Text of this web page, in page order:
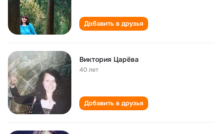
Добавить в друзья
Виктория Царёва
40 лет
Добавить в друзья